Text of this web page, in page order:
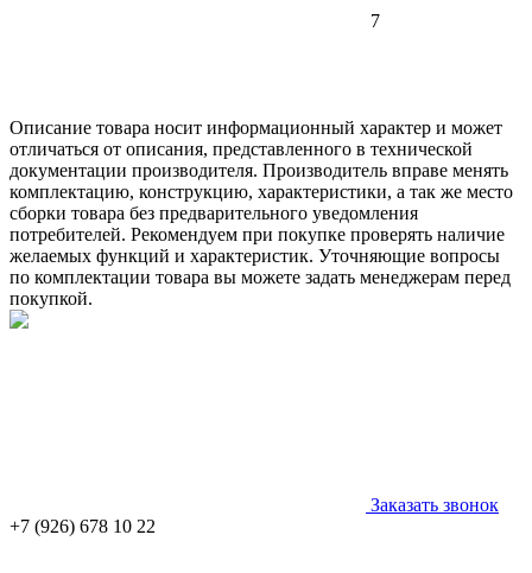
7
Описание товара носит информационный характер и может
отличаться от описания, представленного в технической
документации производителя. Производитель вправе менять
комплектацию, конструкцию, характеристики, а так же место
сборки товара без предварительного уведомления
потребителей. Рекомендуем при покупке проверять наличие
желаемых функций и характеристик. Уточняющие вопросы
по комплектации товара вы можете задать менеджерам перед
покупкой.
Заказать звонок
+7 (926) 678 10 22